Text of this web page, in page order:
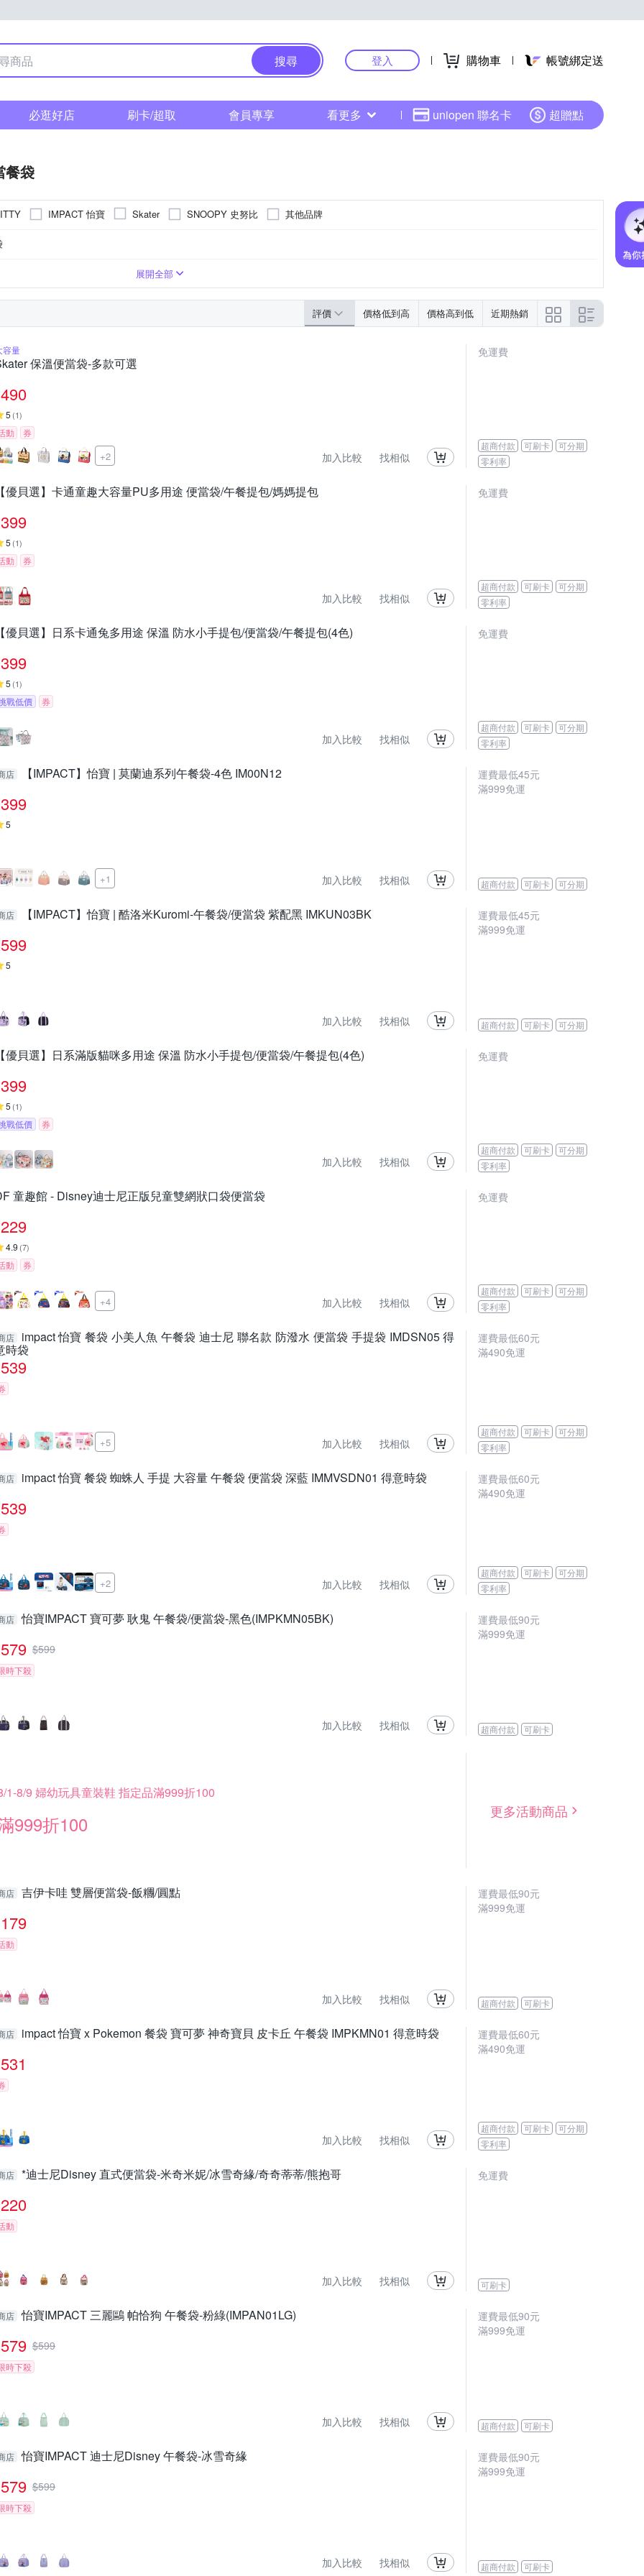
搜尋 登入 購物車 帳號綁定送
必逛好店 刷卡/超取 會員專享 看更多 uniopen 聯名卡 超贈點
餐袋
IMPACT 怡寶 Skater SNOOPY 史努比 其他品牌
展開全部
評價 價格低到高 價格高到低 近期熱銷
容量
保溫便當袋-多款可選
490
5 (1)
動 券
+2 加入比較 找相似
免運費
超商付款 可刷卡
可分期
零利率
優貝選】卡通童趣大容量PU多用途 便當袋/午餐提包/媽媽提包
399
5 (1)
動 券
加入比較 找相似
免運費
超商付款 可刷卡
可分期
零利率
優貝選】日系卡通兔多用途 保溫 防水小手提包/便當袋/午餐提包(4色)
399
5 (1)
戰低價 券
加入比較 找相似
免運費
超商付款 可刷卡
可分期
零利率
店 【IMPACT】怡寶 | 莫蘭迪系列午餐袋-4色 IM00N12
399
5
+1 加入比較 找相似
運費最低45元
滿999免運
超商付款 可刷卡 可分期
店 【IMPACT】怡寶 | 酷洛米Kuromi-午餐袋/便當袋 紫配黑 IMKUN03BK
599
5
加入比較 找相似
運費最低45元
滿999免運
超商付款 可刷卡 可分期
優貝選】日系滿版貓咪多用途 保溫 防水小手提包/便當袋/午餐提包(4色)
399
5 (1)
戰低價 券
加入比較 找相似
免運費
超商付款 可刷卡
可分期
零利率
童趣館 - Disney迪士尼正版兒童雙網狀口袋便當袋
229
4.9 (7)
動 券
+4 加入比較 找相似
免運費
超商付款 可刷卡
可分期
零利率
店 impact 怡寶 餐袋 小美人魚 午餐袋 迪士尼 聯名款 防潑水 便當袋 手提袋 IMDSN05 得
時袋
539
+5 加入比較 找相似
運費最低60元
滿490免運
超商付款 可刷卡
可分期
零利率
店 impact 怡寶 餐袋 蜘蛛人 手提 大容量 午餐袋 便當袋 深藍 IMMVSDN01 得意時袋
539
+2 加入比較 找相似
運費最低60元
滿490免運
超商付款 可刷卡
可分期
零利率
店 怡寶IMPACT 寶可夢 耿鬼 午餐袋/便當袋-黑色(IMPKMN05BK)
579 $599
時下殺
加入比較 找相似
運費最低90元
滿999免運
超商付款 可刷卡
1-8/9 婦幼玩具童裝鞋 指定品滿999折100
999折100
更多活動商品
店 吉伊卡哇 雙層便當袋-飯糰/圓點
179
動
加入比較 找相似
運費最低90元
滿999免運
超商付款 可刷卡
店 impact 怡寶 x Pokemon 餐袋 寶可夢 神奇寶貝 皮卡丘 午餐袋 IMPKMN01 得意時袋
531
加入比較 找相似
運費最低60元
滿490免運
超商付款 可刷卡
可分期
零利率
店 *迪士尼Disney 直式便當袋-米奇米妮/冰雪奇緣/奇奇蒂蒂/熊抱哥
220
動
加入比較 找相似
免運費
可刷卡
店 怡寶IMPACT 三麗鷗 帕恰狗 午餐袋-粉綠(IMPAN01LG)
579 $599
時下殺
加入比較 找相似
運費最低90元
滿999免運
超商付款 可刷卡
店 怡寶IMPACT 迪士尼Disney 午餐袋-冰雪奇緣
579 $599
時下殺
加入比較 找相似
運費最低90元
滿999免運
超商付款 可刷卡